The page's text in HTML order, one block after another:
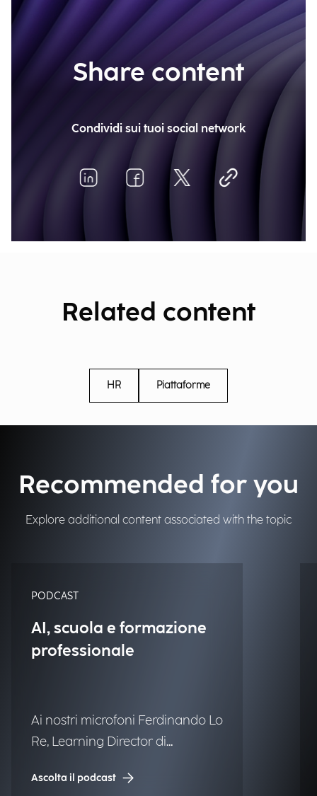
Share content
Condividi sui tuoi social network
Related content
HR Piattaforme
Recommended for you
Explore additional content associated with the topic
PODCAST
AI, scuola e formazione
professionale
Ai nostri microfoni Ferdinando Lo
Re, Learning Director di
Ascolta il podcast